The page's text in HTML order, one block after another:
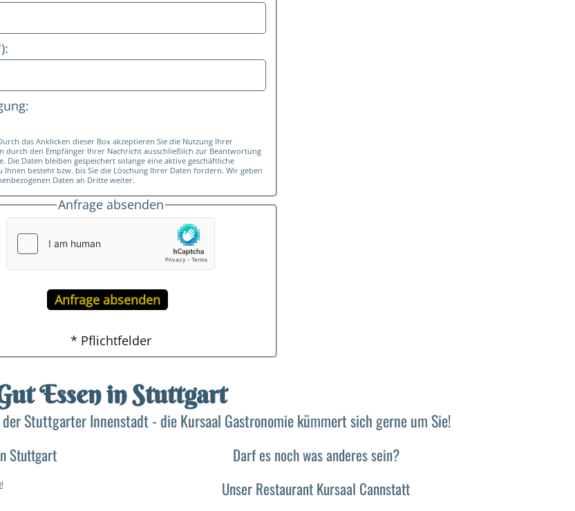
das Anklicken dieser Box akzeptieren Sie die Nutzung Ihrer
durch den Empfänger Ihrer Nachricht ausschließlich zur Beantwortung
Die Daten bleiben gespeichert solange eine aktive geschäftliche
Ihnen besteht bzw. bis Sie die Löschung Ihrer Daten fordern. Wir geben
Daten an Dritte weiter.
Anfrage absenden
* Pflichtfelder
Essen in Stuttgart
Stuttgarter Innenstadt - die Kursaal Gastronomie kümmert sich gerne um Sie!
Stuttgart
Darf es noch was anderes sein?
Unser Restaurant Kursaal Cannstatt